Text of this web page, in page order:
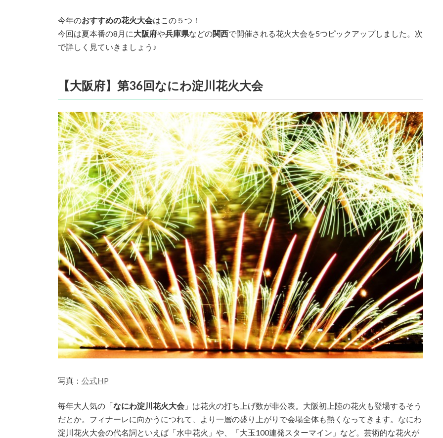
今年のおすすめの花火大会はこの５つ！
今回は夏本番の8月に大阪府や兵庫県などの関西で開催される花火大会を5つピックアップしました。次
で詳しく見ていきましょう♪
【大阪府】第36回なにわ淀川花火大会
写真： 公式HP
毎年大人気の「なにわ淀川花火大会 」は花火の打ち上げ数が非公表。大阪初上陸の花火も登場するそう
だとか。フィナーレに向かうにつれて、より一層の盛り上がりで会場全体も熱くなってきます。なにわ
淀川花火大会の代名詞といえば「水中花火」や、「大玉100連発スターマイン」など。芸術的な花火が